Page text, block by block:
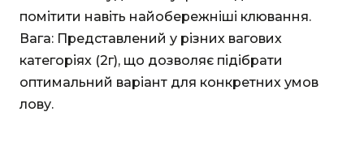
помітити навіть найобережніші клювання.
Вага: Представлений у різних вагових
категоріях (2г), що дозволяє підібрати
оптимальний варіант для конкретних умов
лову.